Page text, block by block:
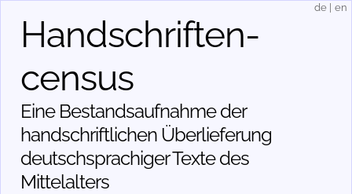
Handschriften­
census
Eine Bestandsaufnahme der
handschriftlichen Über­lieferung
deutschsprachiger Texte des
Mittelalters
de en